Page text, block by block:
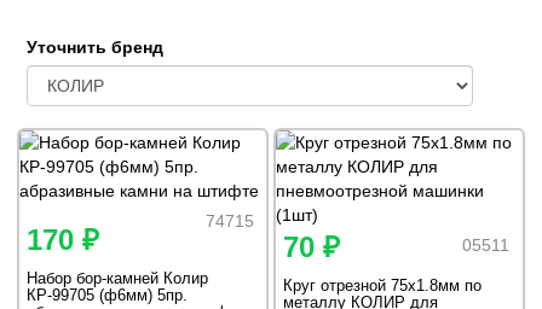
Уточнить бренд
74715
170 ₽
Набор бор-камней Колир
КР-99705 (ф6мм) 5пр.
05511
70 ₽
Круг отрезной 75х1.8мм по
металлу КОЛИР для